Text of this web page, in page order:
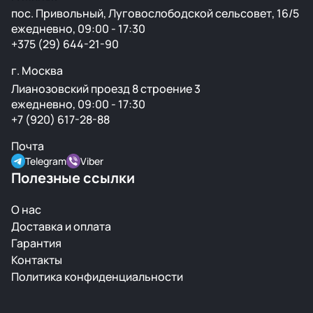
пос. Привольный, Луговослободской сельсовет, 16/5
ежедневно, 09:00 - 17:30
+375 (29) 644-21-90
г. Москва
Лианозовский проезд 8 строение 3
ежедневно, 09:00 - 17:30
+7 (920) 617-28-88
Почта
Telegram Viber
Полезные ссылки
О нас
Доставка и оплата
Гарантия
Контакты
Политика конфиденциальности